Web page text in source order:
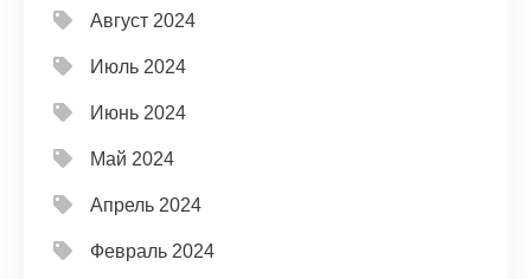
Август 2024
Июль 2024
Июнь 2024
Май 2024
Апрель 2024
Февраль 2024